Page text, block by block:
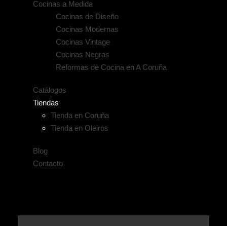
Cocinas a Medida
Cocinas de Diseño
Cocinas Modernas
Cocinas Vintage
Cocinas Negras
Reformas de Cocina en A Coruña
Catálogos
Tiendas
Tienda en Coruña
Tienda en Oleiros
Blog
Contacto